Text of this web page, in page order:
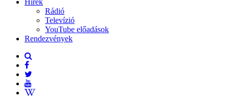
Hírek
Rádió
Televízió
YouTube előadások
Rendezvények